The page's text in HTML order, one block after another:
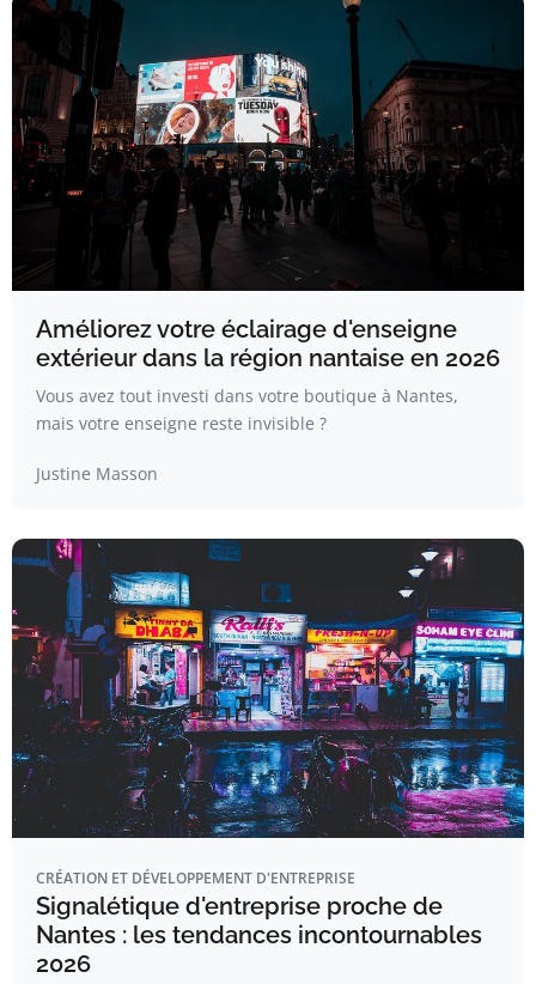
Améliorez votre éclairage d'enseigne
extérieur dans la région nantaise en 2026
Vous avez tout investi dans votre boutique à Nantes,
mais votre enseigne reste invisible ?
Justine Masson
CRÉATION ET DÉVELOPPEMENT D'ENTREPRISE
Signalétique d'entreprise proche de
Nantes : les tendances incontournables
2026